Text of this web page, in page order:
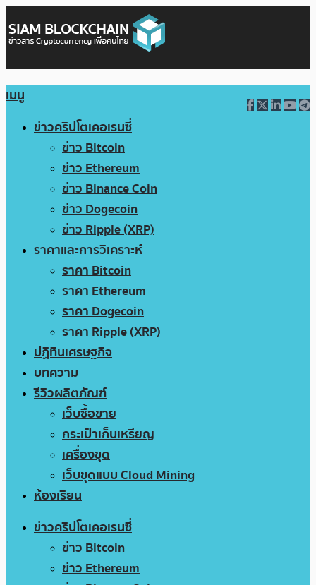
เมนู
ข่าวคริปโตเคอเรนซี่
ข่าว Bitcoin
ข่าว Ethereum
ข่าว Binance Coin
ข่าว Dogecoin
ข่าว Ripple (XRP)
ราคาและการวิเคราะห์
ราคา Bitcoin
ราคา Ethereum
ราคา Dogecoin
ราคา Ripple (XRP)
ปฏิทินเศรษฐกิจ
บทความ
รีวิวผลิตภัณฑ์
เว็บซื้อขาย
กระเป๋าเก็บเหรียญ
เครื่องขุด
เว็บขุดแบบ Cloud Mining
ห้องเรียน
ข่าวคริปโตเคอเรนซี่
ข่าว Bitcoin
ข่าว Ethereum